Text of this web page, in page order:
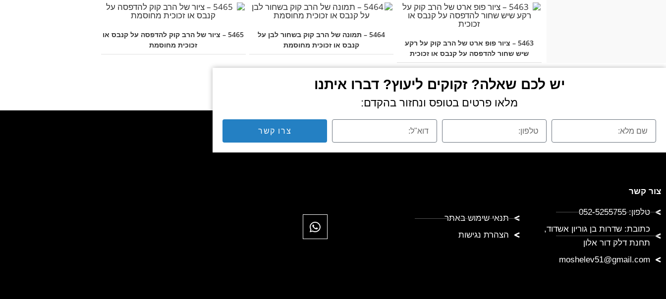
5463 – ציור פופ ארט של הרב קוק על רקע
שיש שחור להדפסה על קנבס או זכוכית
5464 – תמונה של הרב קוק בשחור לבן על
קנבס או זכוכית מחוסמת
5465 – ציור של הרב קוק להדפסה על קנבס או
זכוכית מחוסמת
יש לכם שאלה? זקוקים ליעוץ? דברו איתנו
מלאו פרטים בטופס ונחזור בהקדם:
צרו קשר
צור קשר
טלפון: 052-5255755
כתובת: שדרות בן גוריון אשדוד,
תחנת דלק דור אלון
moshelev51@gmail.com
תנאי שימוש באתר
הצהרת נגישות